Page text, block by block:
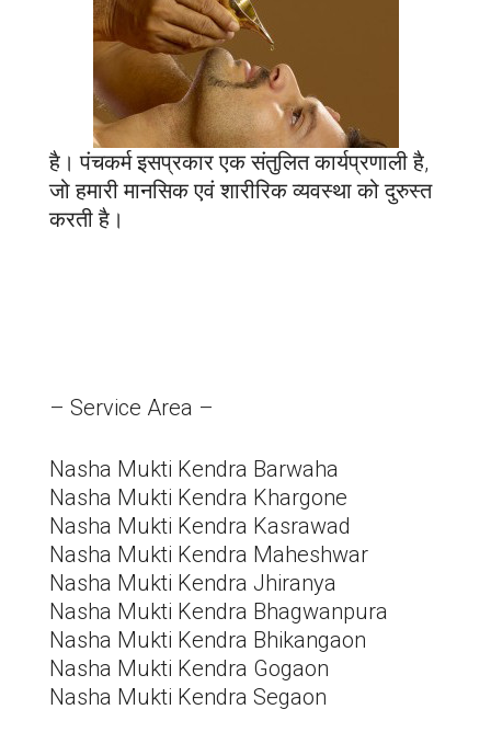
है। पंचकर्म इसप्रकार एक संतुलित कार्यप्रणाली है,
जो हमारी मानसिक एवं शारीरिक व्यवस्था को दुरुस्त
करती है।
– Service Area –
Nasha Mukti Kendra Barwaha
Nasha Mukti Kendra Khargone
Nasha Mukti Kendra Kasrawad
Nasha Mukti Kendra Maheshwar
Nasha Mukti Kendra Jhiranya
Nasha Mukti Kendra Bhagwanpura
Nasha Mukti Kendra Bhikangaon
Nasha Mukti Kendra Gogaon
Nasha Mukti Kendra Segaon